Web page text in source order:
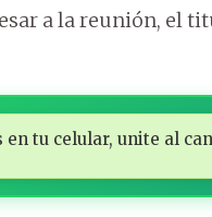
a la reunión, el
en tu celular, unite al